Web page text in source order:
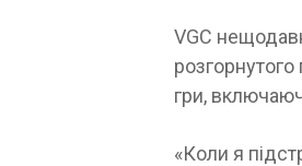
VGC
гри,
«Коли я